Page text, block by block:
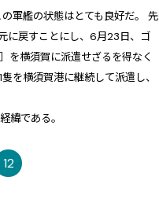
軍艦の状態はとても良好だ。 先
に戻すことにし、6月23日、ゴ
を横須賀に派遣せざるを得なく
を横須賀港に継続して派遣し、
緯である。
12